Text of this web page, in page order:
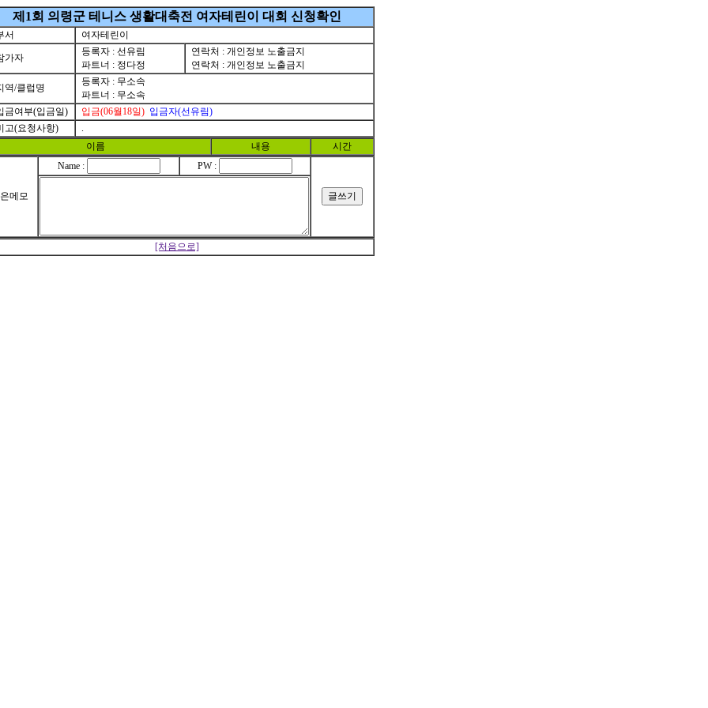
제1회 의령군 테니스 생활대축전 여자테린이 대회 신청확인
서 여자테린이
가자
등록자 : 선유림
파트너 : 정다정
연락처 : 개인정보 노출금지
연락처 : 개인정보 노출금지
역/클럽명
등록자 : 무소속
파트너 : 무소속
금여부(입금일)
입금(06월18일) 입금자(선유림)
고(요청사항)
.
이름
내용 시간
메모
Name : PW :
[처음으로]